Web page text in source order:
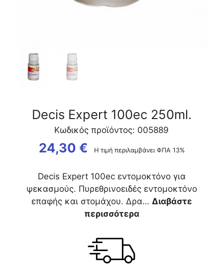
Decis Expert 100ec 250ml.
Κωδικός προϊόντος: 005889
24,30 € Η τιμή περιλαμβάνει ΦΠΑ 13%
Decis Expert 100ec εντομοκτόνο για
ψεκασμούς. Πυρεθρινοειδές εντομοκτόνο
επαφής και στομάχου. Δρα… Διαβάστε
περισσότερα